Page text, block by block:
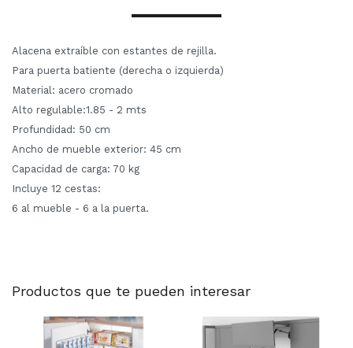
Alacena extraíble con estantes de rejilla.
Para puerta batiente (derecha o izquierda)
Material: acero cromado
Alto regulable:1.85 - 2 mts
Profundidad: 50 cm
Ancho de mueble exterior: 45 cm
Capacidad de carga: 70 kg
Incluye 12 cestas:
6 al mueble - 6 a la puerta.
Productos que te pueden interesar